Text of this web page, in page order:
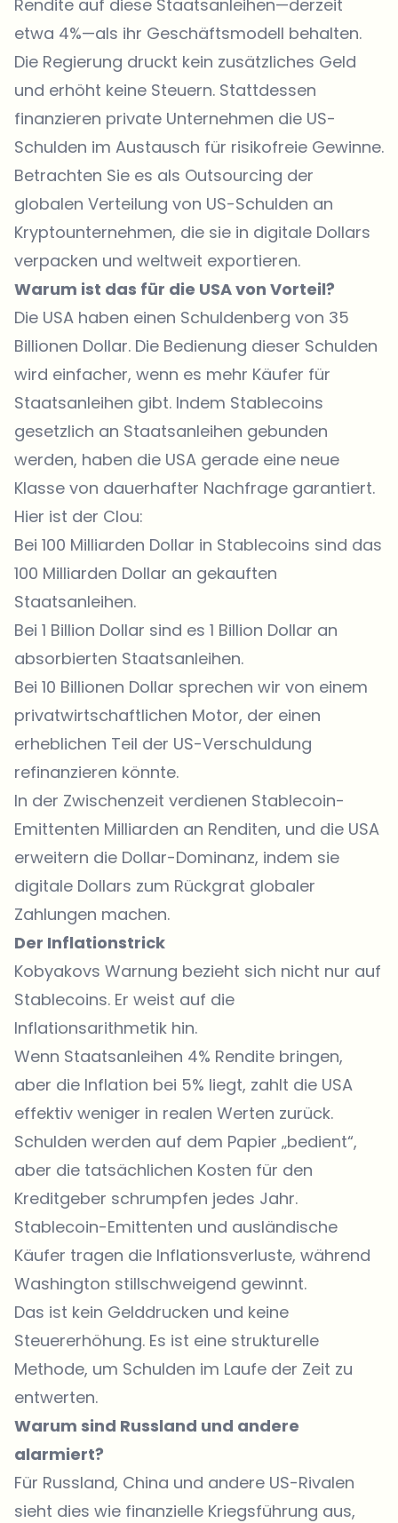
Rendite auf diese Staatsanleihen—derzeit
etwa 4%—als ihr Geschäftsmodell behalten.
Die Regierung druckt kein zusätzliches Geld
und erhöht keine Steuern. Stattdessen
finanzieren private Unternehmen die US-
Schulden im Austausch für risikofreie Gewinne.
Betrachten Sie es als Outsourcing der
globalen Verteilung von US-Schulden an
Kryptounternehmen, die sie in digitale Dollars
verpacken und weltweit exportieren.
Warum ist das für die USA von Vorteil?
Die USA haben einen Schuldenberg von 35
Billionen Dollar. Die Bedienung dieser Schulden
wird einfacher, wenn es mehr Käufer für
Staatsanleihen gibt. Indem Stablecoins
gesetzlich an Staatsanleihen gebunden
werden, haben die USA gerade eine neue
Klasse von dauerhafter Nachfrage garantiert.
Hier ist der Clou:
Bei 100 Milliarden Dollar in Stablecoins sind das
100 Milliarden Dollar an gekauften
Staatsanleihen.
Bei 1 Billion Dollar sind es 1 Billion Dollar an
absorbierten Staatsanleihen.
Bei 10 Billionen Dollar sprechen wir von einem
privatwirtschaftlichen Motor, der einen
erheblichen Teil der US-Verschuldung
refinanzieren könnte.
In der Zwischenzeit verdienen Stablecoin-
Emittenten Milliarden an Renditen, und die USA
erweitern die Dollar-Dominanz, indem sie
digitale Dollars zum Rückgrat globaler
Zahlungen machen.
Der Inflationstrick
Kobyakovs Warnung bezieht sich nicht nur auf
Stablecoins. Er weist auf die
Inflationsarithmetik hin.
Wenn Staatsanleihen 4% Rendite bringen,
aber die Inflation bei 5% liegt, zahlt die USA
effektiv weniger in realen Werten zurück.
Schulden werden auf dem Papier „bedient“,
aber die tatsächlichen Kosten für den
Kreditgeber schrumpfen jedes Jahr.
Stablecoin-Emittenten und ausländische
Käufer tragen die Inflationsverluste, während
Washington stillschweigend gewinnt.
Das ist kein Gelddrucken und keine
Steuererhöhung. Es ist eine strukturelle
Methode, um Schulden im Laufe der Zeit zu
entwerten.
Warum sind Russland und andere
alarmiert?
Für Russland, China und andere US-Rivalen
sieht dies wie finanzielle Kriegsführung aus,